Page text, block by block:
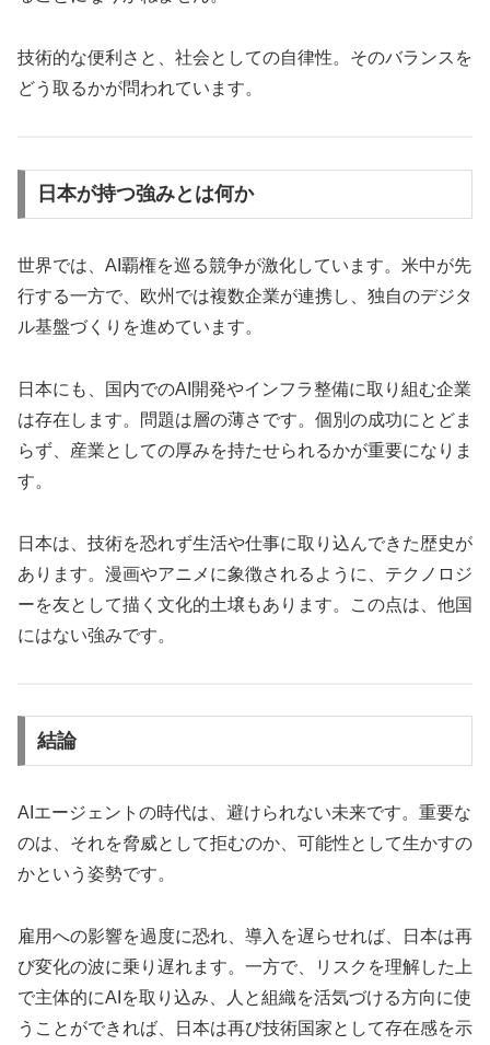
技術的な便利さと、社会としての自律性。そのバランスを
どう取るかが問われています。
日本が持つ強みとは何か
世界では、AI覇権を巡る競争が激化しています。米中が先
行する一方で、欧州では複数企業が連携し、独自のデジタ
ル基盤づくりを進めています。
日本にも、国内でのAI開発やインフラ整備に取り組む企業
は存在します。問題は層の薄さです。個別の成功にとどま
らず、産業としての厚みを持たせられるかが重要になりま
す。
日本は、技術を恐れず生活や仕事に取り込んできた歴史が
あります。漫画やアニメに象徴されるように、テクノロジ
ーを友として描く文化的土壌もあります。この点は、他国
にはない強みです。
結論
AIエージェントの時代は、避けられない未来です。重要な
のは、それを脅威として拒むのか、可能性として生かすの
かという姿勢です。
雇用への影響を過度に恐れ、導入を遅らせれば、日本は再
び変化の波に乗り遅れます。一方で、リスクを理解した上
で主体的にAIを取り込み、人と組織を活気づける方向に使
うことができれば、日本は再び技術国家として存在感を示